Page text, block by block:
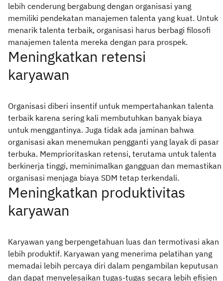
lebih cenderung bergabung dengan organisasi yang
memiliki pendekatan manajemen talenta yang kuat. Untuk
menarik talenta terbaik, organisasi harus berbagi filosofi
manajemen talenta mereka dengan para prospek.
Meningkatkan retensi
karyawan
Organisasi diberi insentif untuk mempertahankan talenta
terbaik karena sering kali membutuhkan banyak biaya
untuk menggantinya. Juga tidak ada jaminan bahwa
organisasi akan menemukan pengganti yang layak di pasar
terbuka. Memprioritaskan retensi, terutama untuk talenta
berkinerja tinggi, meminimalkan gangguan dan memastikan
organisasi menjaga biaya SDM tetap terkendali.
Meningkatkan produktivitas
karyawan
Karyawan yang berpengetahuan luas dan termotivasi akan
lebih produktif. Karyawan yang menerima pelatihan yang
memadai lebih percaya diri dalam pengambilan keputusan
dan dapat menyelesaikan tugas-tugas secara lebih efisien